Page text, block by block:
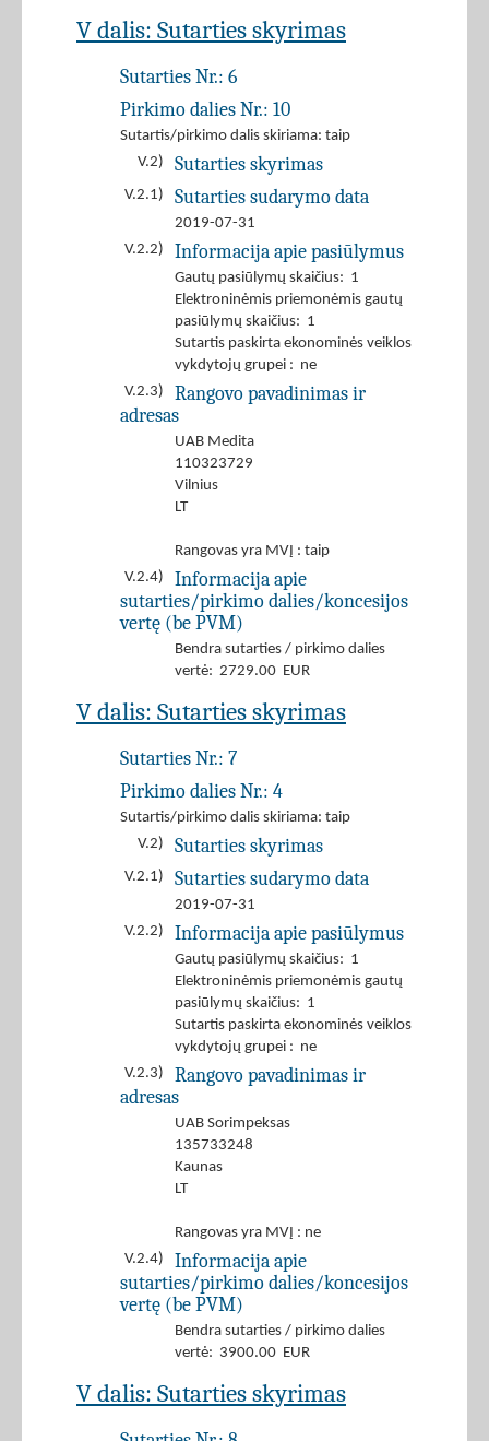
V dalis: Sutarties skyrimas
Sutarties Nr.: 6
Pirkimo dalies Nr.: 10
Sutartis/pirkimo dalis skiriama: taip
V.2)
Sutarties skyrimas
V.2.1) Sutarties sudarymo data
2019-07-31
V.2.2)
Informacija apie pasiūlymus
Gautų pasiūlymų skaičius: 1
Elektroninėmis priemonėmis gautų
pasiūlymų skaičius: 1
Sutartis paskirta ekonominės veiklos
vykdytojų grupei : ne
V.2.3)
Rangovo pavadinimas ir
adresas
UAB Medita
110323729
Vilnius
LT
Rangovas yra MVĮ : taip
V.2.4)
Informacija apie
sutarties/pirkimo dalies/koncesijos
vertę (be PVM)
Bendra sutarties / pirkimo dalies
vertė: 2729.00 EUR
V dalis: Sutarties skyrimas
Sutarties Nr.: 7
Pirkimo dalies Nr.: 4
Sutartis/pirkimo dalis skiriama: taip
V.2)
Sutarties skyrimas
V.2.1) Sutarties sudarymo data
2019-07-31
V.2.2)
Informacija apie pasiūlymus
Gautų pasiūlymų skaičius: 1
Elektroninėmis priemonėmis gautų
pasiūlymų skaičius: 1
Sutartis paskirta ekonominės veiklos
vykdytojų grupei : ne
V.2.3)
Rangovo pavadinimas ir
adresas
UAB Sorimpeksas
135733248
Kaunas
LT
Rangovas yra MVĮ : ne
V.2.4)
Informacija apie
sutarties/pirkimo dalies/koncesijos
vertę (be PVM)
Bendra sutarties / pirkimo dalies
vertė: 3900.00 EUR
V dalis: Sutarties skyrimas